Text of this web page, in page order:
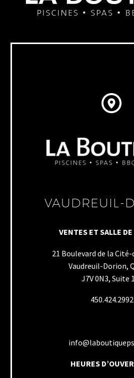


VAUDREUIL-
VENTES ET SALLE
21 Boulevard de la
Vaudreuil-Dorion,
J7V 0N3, Suite
450.424.2992
HEURES